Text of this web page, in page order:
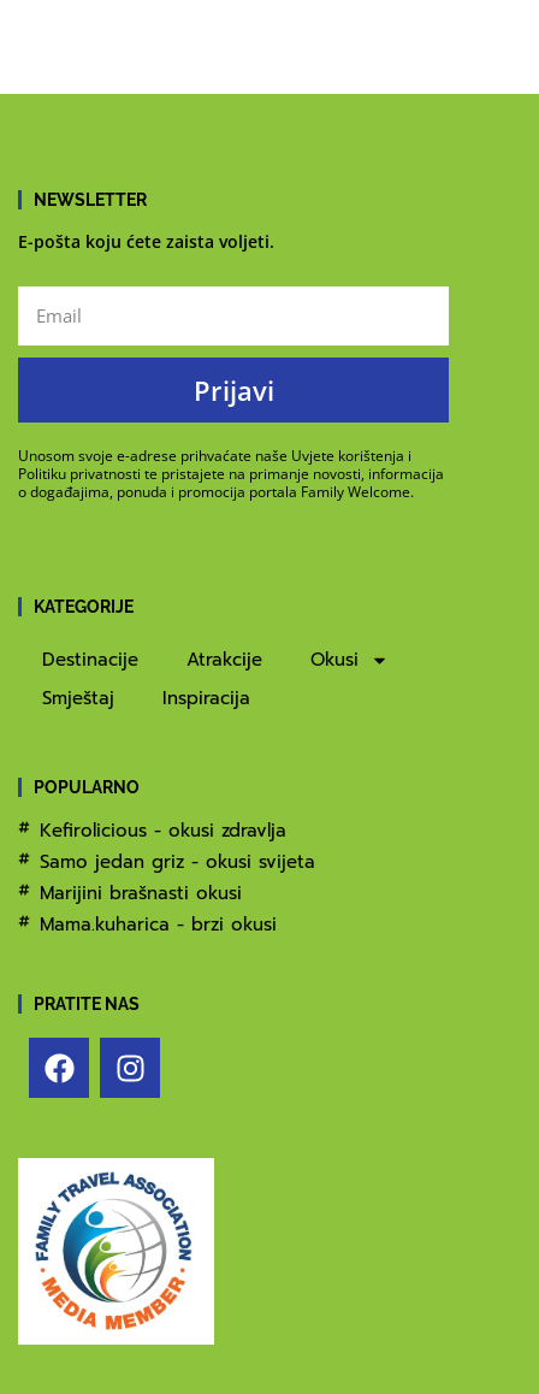
NEWSLETTER
E-pošta koju ćete zaista voljeti.
Prijavi
Unosom svoje e-adrese prihvaćate naše Uvjete korištenja i
Politiku privatnosti te pristajete na primanje novosti, informacija
o događajima, ponuda i promocija portala Family Welcome.
KATEGORIJE
Destinacije Atrakcije
Okusi
Smještaj
Inspiracija
POPULARNO
Kefirolicious - okusi zdravlja
Samo jedan griz - okusi svijeta
Marijini brašnasti okusi
Mama.kuharica - brzi okusi
PRATITE NAS